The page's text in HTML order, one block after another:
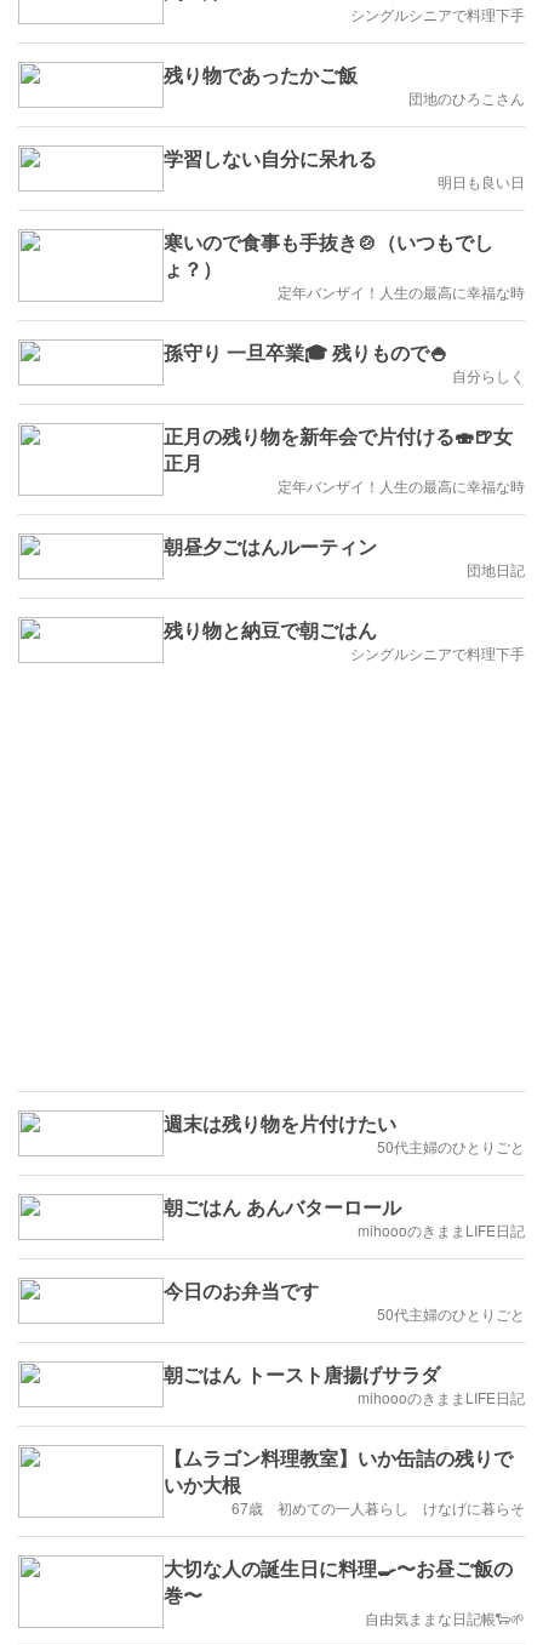
シングルシニアで料理下手
残り物であったかご飯
団地のひろこさん
学習しない自分に呆れる
明日も良い日
寒いので食事も手抜き🍲（いつもでし
ょ？）
定年バンザイ！人生の最高に幸福な時
孫守り 一旦卒業🎓 残りもので🍚
自分らしく
正月の残り物を新年会で片付ける🍣🍺女
正月
定年バンザイ！人生の最高に幸福な時
朝昼夕ごはんルーティン
団地日記
残り物と納豆で朝ごはん
シングルシニアで料理下手
週末は残り物を片付けたい
50代主婦のひとりごと
朝ごはん あんバターロール
mihoooのきままLIFE日記
今日のお弁当です
50代主婦のひとりごと
朝ごはん トースト唐揚げサラダ
mihoooのきままLIFE日記
【ムラゴン料理教室】いか缶詰の残りで
いか大根
67歳 初めての一人暮らし けなげに暮らそ
大切な人の誕生日に料理🍳〜お昼ご飯の
巻〜
自由気ままな日記帳🐑🌱